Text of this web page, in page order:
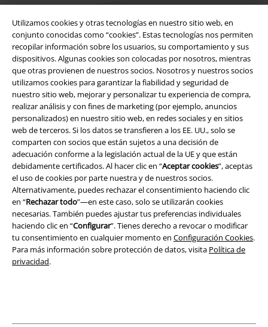
Utilizamos cookies y otras tecnologías en nuestro sitio web, en
conjunto conocidas como “cookies”. Estas tecnologías nos permiten
recopilar información sobre los usuarios, su comportamiento y sus
dispositivos. Algunas cookies son colocadas por nosotros, mientras
que otras provienen de nuestros socios. Nosotros y nuestros socios
utilizamos cookies para garantizar la fiabilidad y seguridad de
nuestro sitio web, mejorar y personalizar tu experiencia de compra,
realizar análisis y con fines de marketing (por ejemplo, anuncios
personalizados) en nuestro sitio web, en redes sociales y en sitios
web de terceros. Si los datos se transfieren a los EE. UU., solo se
comparten con socios que están sujetos a una decisión de
adecuación conforme a la legislación actual de la UE y que están
debidamente certificados. Al hacer clic en “Aceptar cookies”, aceptas
el uso de cookies por parte nuestra y de nuestros socios.
Alternativamente, puedes rechazar el consentimiento haciendo clic
en “Rechazar todo”—en este caso, solo se utilizarán cookies
necesarias. También puedes ajustar tus preferencias individuales
haciendo clic en “Configurar”. Tienes derecho a revocar o modificar
tu consentimiento en cualquier momento en Configuración Cookies.
Para más información sobre protección de datos, visita Política de
privacidad.
Legal
Términos y Condiciones
Aviso Legal
Ley protección de datos
Eliminación de residuos y protección del medioambiente
Declaración de Conformidad
Información sobre accesibilidad
Configuración Cookies
Cancelar pedido